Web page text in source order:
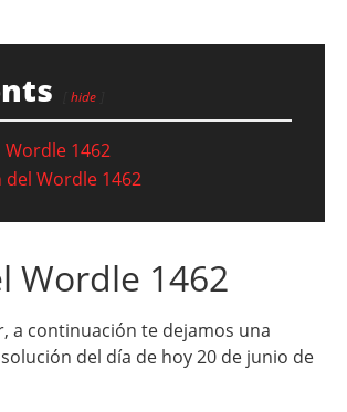
hide
Wordle 1462
del Wordle 1462
Wordle 1462
a continuación te dejamos una
del día de hoy 20 de junio de